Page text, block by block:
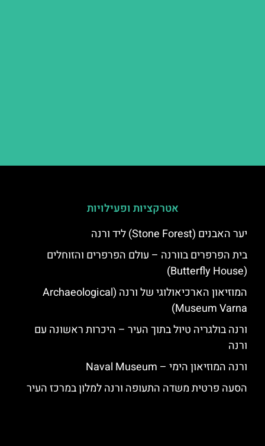
אטרקציות ופעילויות
יער האבנים (Stone Forest) ליד ורנה
בית הפרפרים בוורנה – עולם הפרפרים והזוחלים
(Butterfly House)
המוזיאון הארכיאולוגי של ורנה (Archaeological
Museum Varna)
ורנה בולגריה טיול בתוך העיר – היכרות ראשונה עם
ורנה
ורנה המוזיאון הימי – Naval Museum
הסעה פרטית משדה התעופה ורנה למלון במרכז העיר